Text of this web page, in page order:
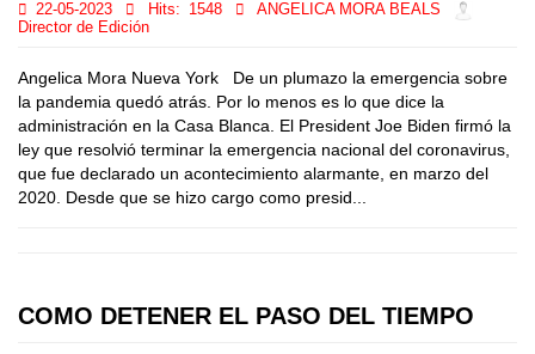
22-05-2023 Hits: 1548
ANGELICA MORA BEALS
Director de Edición
Angelica Mora Nueva York De un plumazo la emergencia sobre
la pandemia quedó atrás. Por lo menos es lo que dice la
administración en la Casa Blanca. El President Joe Biden firmó la
ley que resolvió terminar la emergencia nacional del coronavirus,
que fue declarado un acontecimiento alarmante, en marzo del
2020. Desde que se hizo cargo como presid...
COMO DETENER EL PASO DEL TIEMPO